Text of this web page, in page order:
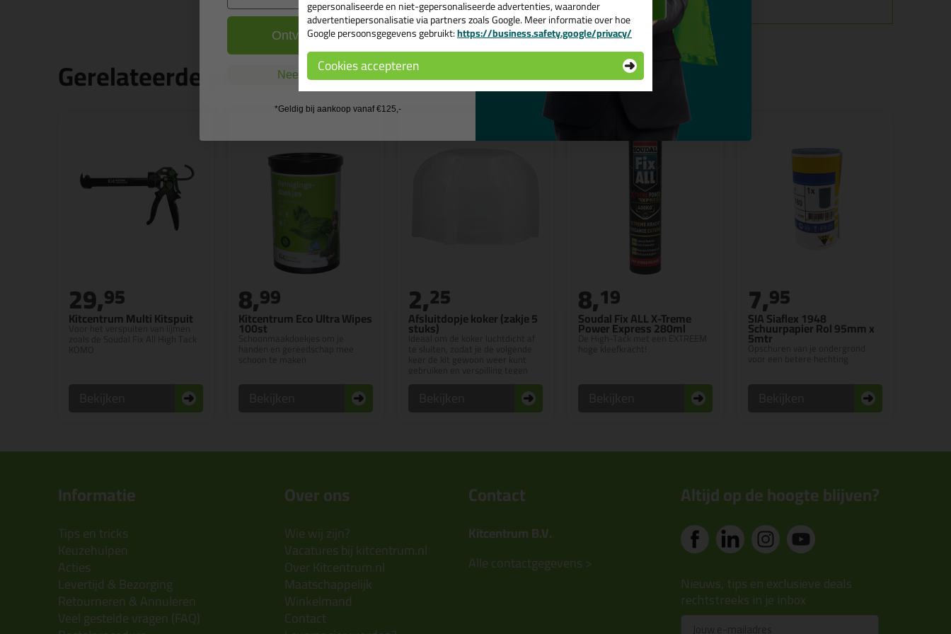
Gerelateerde producten
Kitcentrum Multi Kitspuit
Voor het verspuiten van lijmen
29,95
Kitcentrum Eco Ultra Wipes
100st
Schoonmaakdoekjes om je
8,99
Afsluitdopje koker (zakje 5
stuks)
Ideaal om de koker luchtdicht af
2,25
Soudal Fix ALL X-Treme
Power Express 280ml
De High-Tack met een EXTREEM
8,19
SIA Siaflex 1948
Schuurpapier Rol 95mm x
5mtr
Opschuren van je ondergrond
7,95
Informatie
Tips en tricks
Keuzehulpen
Acties
Levertijd & Bezorging
Retourneren & Annuleren
Veel gestelde vragen (FAQ)
Over ons
Wie wij zijn?
Vacatures bij kitcentrum.nl
Over Kitcentrum.nl
Maatschappelijk
Winkelmand
Contact
Contact
Kitcentrum B.V.
Alle contactgegevens >
Altijd op de hoogte blijven?
Nieuws, tips en exclusieve deals
rechtstreeks in je inbox
gepersonaliseerde en niet-gepersonaliseerde advertenties, waaronder
advertentiepersonalisatie via partners zoals Google. Meer informatie over hoe
Google persoonsgegevens gebruikt:https://business.safety.google/privacy/
Cookies accepteren
Ontvang de actiecode ›
Nee, ik wil geen cadeau
*Geldig bij aankoop vanaf €125,-